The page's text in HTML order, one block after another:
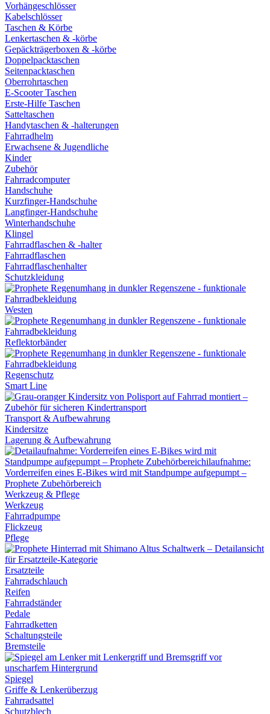
Vorhängeschlösser
Kabelschlösser
Taschen & Körbe
Lenkertaschen & -körbe
Gepäckträgerboxen & -körbe
Doppelpacktaschen
Seitenpacktaschen
Oberrohrtaschen
E-Scooter Taschen
Erste-Hilfe Taschen
Satteltaschen
Handytaschen & -halterungen
Fahrradhelm
Erwachsene & Jugendliche
Kinder
Zubehör
Fahrradcomputer
Handschuhe
Kurzfinger-Handschuhe
Langfinger-Handschuhe
Winterhandschuhe
Klingel
Fahrradflaschen & -halter
Fahrradflaschen
Fahrradflaschenhalter
Schutzkleidung
Westen
Reflektorbänder
Regenschutz
Smart Line
Transport & Aufbewahrung
Kindersitze
Lagerung & Aufbewahrung
Werkzeug & Pflege
Werkzeug
Fahrradpumpe
Flickzeug
Pflege
Ersatzteile
Fahrradschlauch
Reifen
Fahrradständer
Pedale
Fahrradketten
Schaltungsteile
Bremsteile
Spiegel
Griffe & Lenkerüberzug
Fahrradsattel
Schutzblech